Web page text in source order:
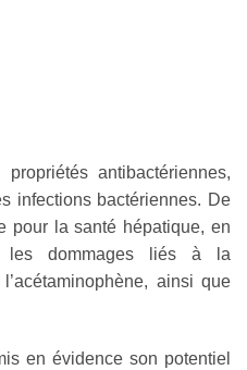
antibactériennes,
infections bactériennes. De
pour la santé hépatique, en
les dommages liés à la
ainsi que
en évidence son potentiel